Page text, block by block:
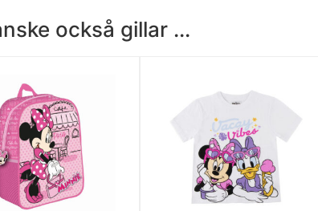
också gillar ...